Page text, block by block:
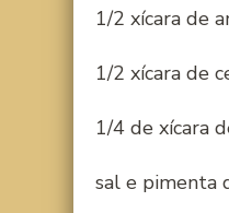
1/2 xícara de
1/2 xícara de
1/4 de xícara
sal e pimenta